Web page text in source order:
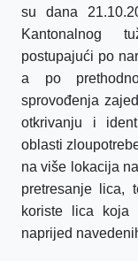
su dana
Kantonalnog
postupajući po
a po
sprovođenja
otkrivanju i
oblasti
na više lokacija
pretresanje lica,
koriste lica koja
naprijed